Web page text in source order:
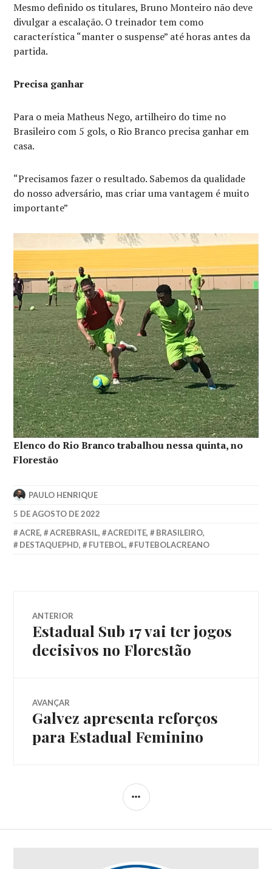
Mesmo definido os titulares, Bruno Monteiro não deve
divulgar a escalação. O treinador tem como
característica “manter o suspense” até horas antes da
partida.
Precisa ganhar
Para o meia Matheus Nego, artilheiro do time no
Brasileiro com 5 gols, o Rio Branco precisa ganhar em
casa.
“Precisamos fazer o resultado. Sabemos da qualidade
do nosso adversário, mas criar uma vantagem é muito
importante”
Elenco do Rio Branco trabalhou nessa quinta, no
Florestão
PAULO HENRIQUE
5 DE AGOSTO DE 2022
ACRE, ACREBRASIL, ACREDITE, BRASILEIRO,
DESTAQUEPHD, FUTEBOL, FUTEBOLACREANO
ANTERIOR
Estadual Sub 17 vai ter jogos
decisivos no Florestão
AVANÇAR
Galvez apresenta reforços
para Estadual Feminino